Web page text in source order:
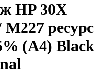
HP 30X
ресурс
(A4) Black